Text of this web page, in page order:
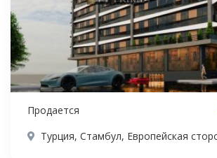
Продается
Турция, Стамбул, Европейская